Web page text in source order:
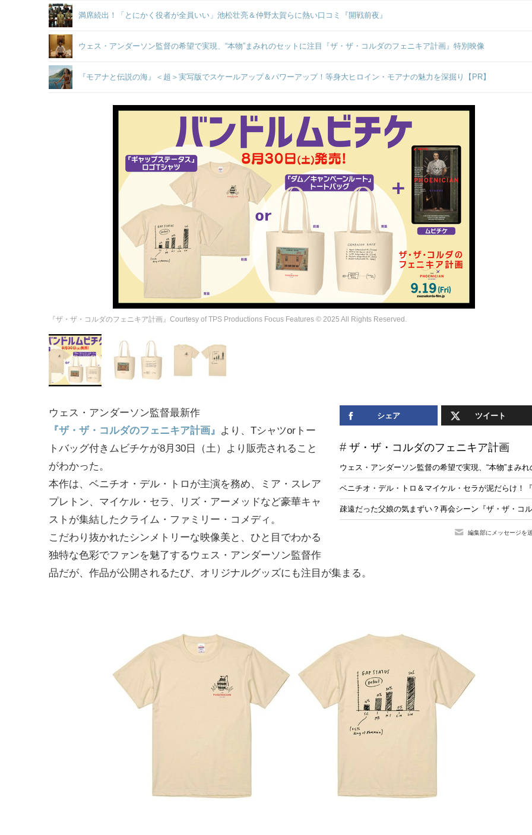
満席続出！「とにかく役者が全員いい」池松壮亮＆仲野太賀らに熱い口コミ『開戦前夜』
ウェス・アンダーソン監督の希望で実現、“本物”まみれのセットに注目『ザ・ザ・コルダのフェニキア計画』特別映像
『モアナと伝説の海』＜超＞実写版でスケールアップ＆パワーアップ！等身大ヒロイン・モアナの魅力を深掘り【PR】
『ザ・ザ・コルダのフェニキア計画』Courtesy of TPS Productions Focus Features © 2025 All Rights Reserved.
シェア ツイート
ザ・ザ・コルダのフェニキア計画
ウェス・アンダーソン監督の希望で実現、“本物”まみ
ベニチオ・デル・トロ＆マイケル・セラが泥だらけ！
疎遠だった父娘の気まずい？再会シーン『ザ・ザ・コ
編集部にメッセージを
ウェス・アンダーソン監督最新作
『ザ・ザ・コルダのフェニキア計画』 より、Tシャツorトー
トバッグ付きムビチケが8月30日（土）より販売されること
がわかった。
本作は、ベニチオ・デル・トロが主演を務め、ミア・スレア
プレトン、マイケル・セラ、リズ・アーメッドなど豪華キャ
ストが集結したクライム・ファミリー・コメディ。
こだわり抜かれたシンメトリーな映像美と、ひと目でわかる
独特な色彩でファンを魅了するウェス・アンダーソン監督作
品だが、作品が公開されるたび、オリジナルグッズにも注目が集まる。